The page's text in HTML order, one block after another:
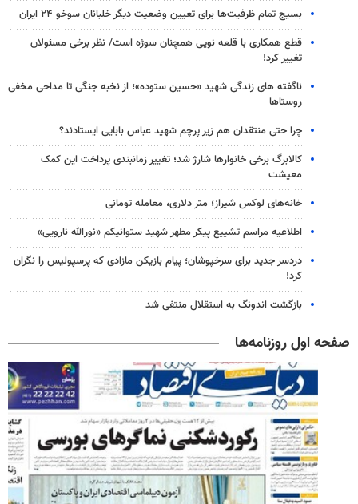
بسیج تمام ظرفیت‌ها برای تعیین وضعیت دیگر خلبانان سوخو ۲۴ ایران
قطع همکاری با قلعه نویی همچنان سوژه است/ نظر برخی مسئولان
تغییر کرد!
ناگفته های زندگی شهید «حسین ستوده»؛ از نخبه جنگی تا مداحی مخفی
روستاها
چرا حتی منتقدان هم زیر پرچم شهید عباس بابایی ایستادند؟
کالابرگ برخی خانوارها شارژ شد؛ تغییر زمانبندی پرداخت این کمک
معیشت
خانه‌های لوکس شیراز؛ متر دلاری، معامله تومانی
اطلاعیه مراسم تشییع پیکر مطهر شهید ستوانیکم «نورالله نارویی»
دردسر جدید برای سرخپوشان؛ پیام بازیکن مازادی که پرسپولیس را نگران
کرد!
بازگشت اندونگ به استقلال منتفی شد
صفحه اول روزنامه‌ها